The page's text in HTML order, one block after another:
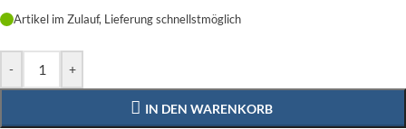
Artikel im Zulauf, Lieferung schnellstmöglich
- +
IN DEN WARENKORB